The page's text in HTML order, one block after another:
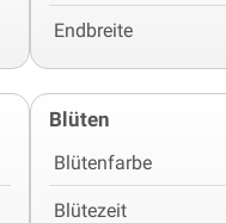
Endbreite
Blüten
Blütenfarbe
Blütezeit